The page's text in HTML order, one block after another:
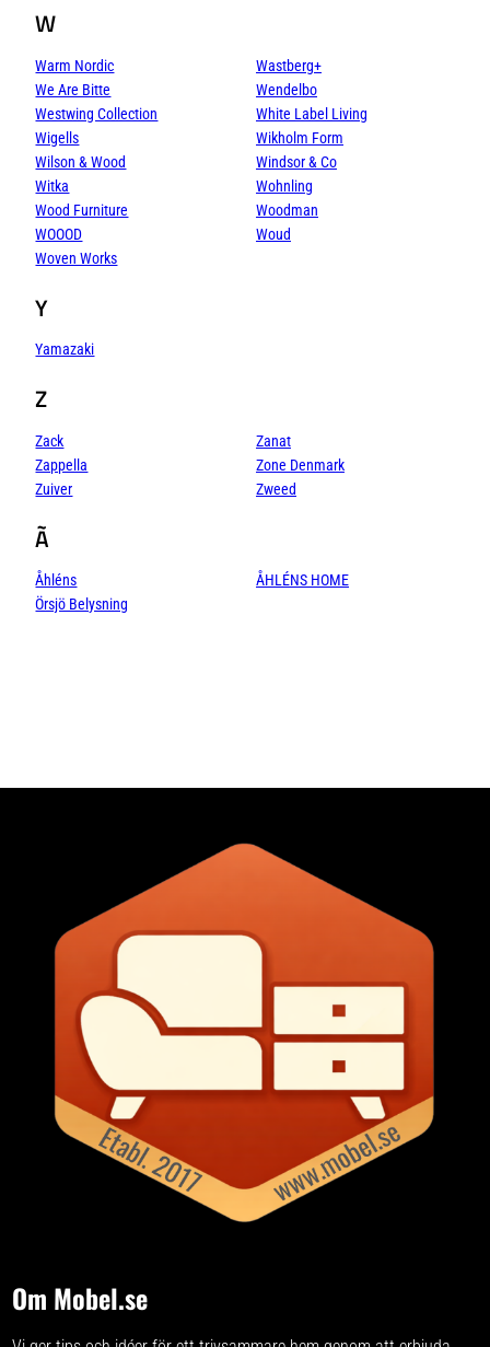
W
Warm Nordic
Wastberg+
We Are Bitte
Wendelbo
Westwing Collection
White Label Living
Wigells
Wikholm Form
Wilson & Wood
Windsor & Co
Witka
Wohnling
Wood Furniture
Woodman
WOOOD
Woud
Woven Works
Y
Yamazaki
Z
Zack
Zanat
Zappella
Zone Denmark
Zuiver
Zweed
Ã
Åhléns
ÅHLÉNS HOME
Örsjö Belysning
Om Mobel.se